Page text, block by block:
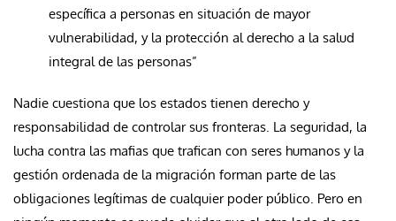
específica a personas en situación de mayor
vulnerabilidad, y la protección al derecho a la salud
integral de las personas”
Nadie cuestiona que los estados tienen derecho y
responsabilidad de controlar sus fronteras. La seguridad, la
lucha contra las mafias que trafican con seres humanos y la
gestión ordenada de la migración forman parte de las
obligaciones legítimas de cualquier poder público. Pero en